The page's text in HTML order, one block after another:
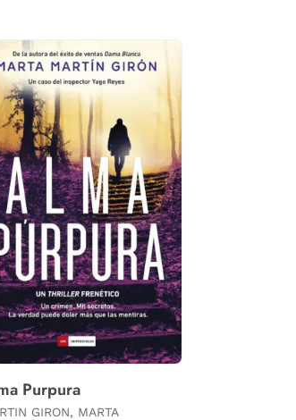
Purpura
GIRON, MARTA